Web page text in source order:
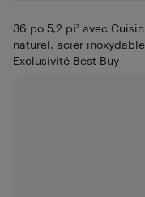
36 po 5,2 pi³ avec
naturel, acier
Exclusivité Best Buy